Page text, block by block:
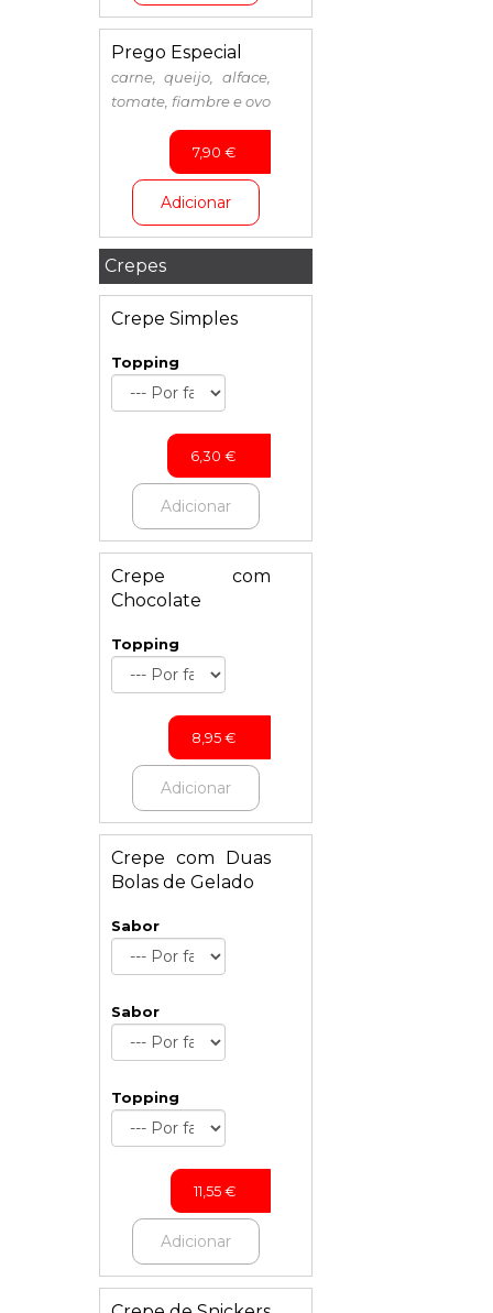
Prego Especial
carne, queijo, alface,
tomate, fiambre e ovo
7,90 €
Adicionar
Crepes
Crepe Simples
Topping
6,30 €
Adicionar
Crepe com
Chocolate
Topping
8,95€
Adicionar
Crepe com Duas
Bolas de Gelado
Sabor
Sabor
Topping
11,55€
Adicionar